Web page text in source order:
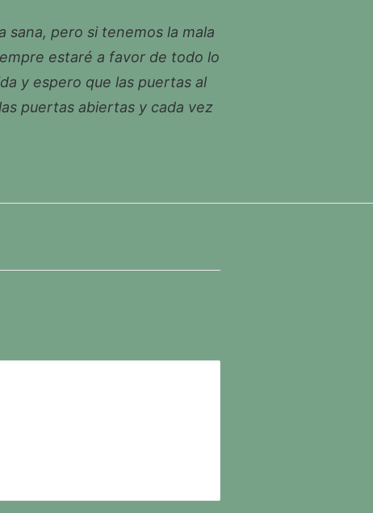
sana, pero si tenemos la mala
estaré a favor de todo lo
y espero que las puertas al
puertas abiertas y cada vez